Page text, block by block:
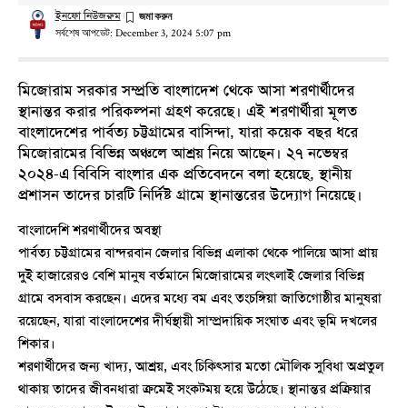
সর্বশেষ আপডেট: December 3, 2024 5:07 pm
ইনফো নিউজরুম
মিজোরাম সরকার সম্প্রতি বাংলাদেশ থেকে আসা শরণার্থীদের
স্থানান্তর করার পরিকল্পনা গ্রহণ করেছে। এই শরণার্থীরা মূলত
বাংলাদেশের পার্বত্য চট্টগ্রামের বাসিন্দা, যারা কয়েক বছর ধরে
মিজোরামের বিভিন্ন অঞ্চলে আশ্রয় নিয়ে আছেন। ২৭ নভেম্বর
২০২৪-এবিবিসি বাংলারএক প্রতিবেদনে বলা হয়েছে, স্থানীয়
প্রশাসন তাদের চারটি নির্দিষ্ট গ্রামে স্থানান্তরের উদ্যোগ নিয়েছে।
বাংলাদেশি শরণার্থীদের অবস্থা
পার্বত্য চট্টগ্রামের বান্দরবান জেলার বিভিন্ন এলাকা থেকে পালিয়ে আসা প্রায়
দুই হাজারেরও বেশি মানুষ বর্তমানে মিজোরামের লংৎলাই জেলার বিভিন্ন
গ্রামে বসবাস করছেন। এদের মধ্যে বম এবং তংচঙ্গিয়া জাতিগোষ্ঠীর মানুষরা
রয়েছেন, যারা বাংলাদেশের দীর্ঘস্থায়ী সাম্প্রদায়িক সংঘাত এবং ভূমি দখলের
শিকার।
শরণার্থীদের জন্য খাদ্য, আশ্রয়, এবং চিকিৎসার মতো মৌলিক সুবিধা অপ্রতুল
থাকায় তাদের জীবনধারা ক্রমেই সংকটময় হয়ে উঠেছে। স্থানান্তর প্রক্রিয়ার